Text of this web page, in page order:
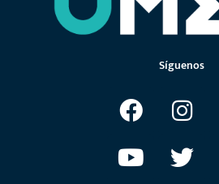
Síguenos